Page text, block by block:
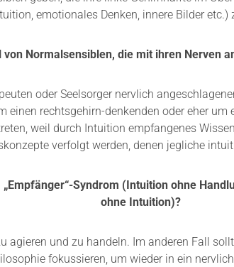
emotionales Denken, innere Bilder etc.)
von Normalsensiblen, die mit ihren Nerven
oder Seelsorger nervlich
einen rechtsgehirn-denkenden oder eher
weil durch Intuition empfangenes
verfolgt werden, denen jegliche
Syndrom (Intuition ohne
ohne Intuition)?
agieren und zu handeln. Im anderen Fall
fokussieren, um wieder in ein